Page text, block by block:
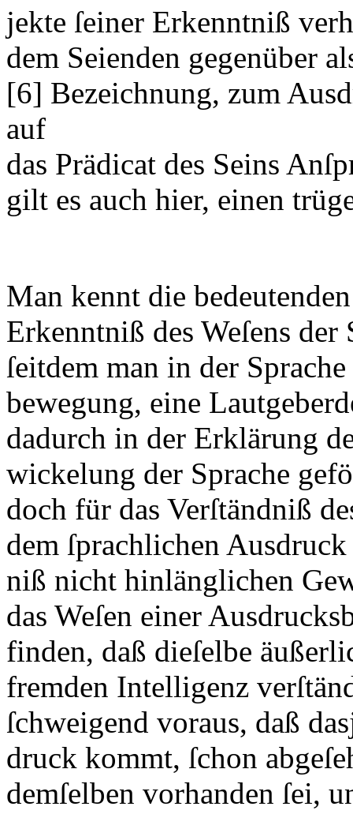
jekte ſeiner Erkenntniß
dem Seienden gegenüber
[6] Bezeichnung, zum
auf
das Prädicat des Seins
gilt es auch hier, einen
Man kennt die
Erkenntniß des Weſens
ſeitdem man in der
bewegung, eine
dadurch in der Erklärung
wickelung der Sprache
doch für das Verſtändniß
dem ſprachlichen
niß nicht hinlänglichen
das Weſen einer
finden, daß dieſelbe
fremden Intelligenz
ſchweigend voraus, daß
druck kommt, ſchon
demſelben vorhanden ſei,